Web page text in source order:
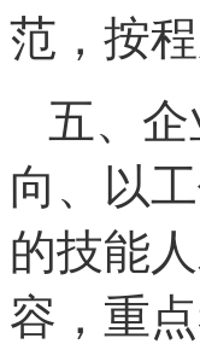
范，按
五、
向、以
的技能
容，重